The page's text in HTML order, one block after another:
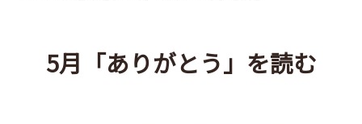
5月「ありがとう」を読む